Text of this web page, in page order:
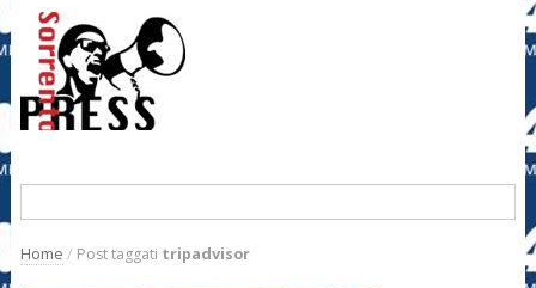
Home / Post taggati tripadvisor